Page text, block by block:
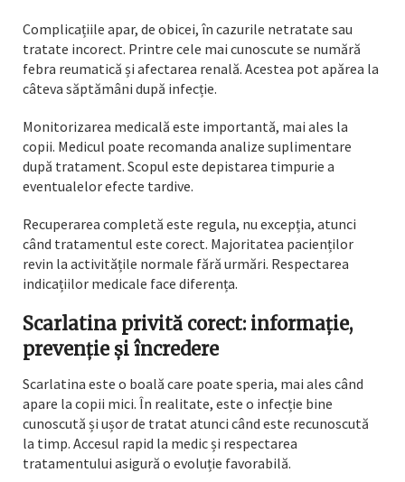
Complicațiile apar, de obicei, în cazurile netratate sau
tratate incorect. Printre cele mai cunoscute se numără
febra reumatică și afectarea renală. Acestea pot apărea la
câteva săptămâni după infecție.
Monitorizarea medicală este importantă, mai ales la
copii. Medicul poate recomanda analize suplimentare
după tratament. Scopul este depistarea timpurie a
eventualelor efecte tardive.
Recuperarea completă este regula, nu excepția, atunci
când tratamentul este corect. Majoritatea pacienților
revin la activitățile normale fără urmări. Respectarea
indicațiilor medicale face diferența.
Scarlatina privită corect: informație,
prevenție și încredere
Scarlatina este o boală care poate speria, mai ales când
apare la copii mici. În realitate, este o infecție bine
cunoscută și ușor de tratat atunci când este recunoscută
la timp. Accesul rapid la medic și respectarea
tratamentului asigură o evoluție favorabilă.